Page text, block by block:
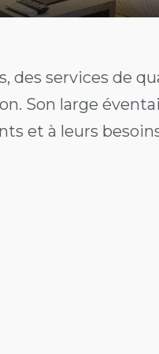
des services de
Son large
et à leurs